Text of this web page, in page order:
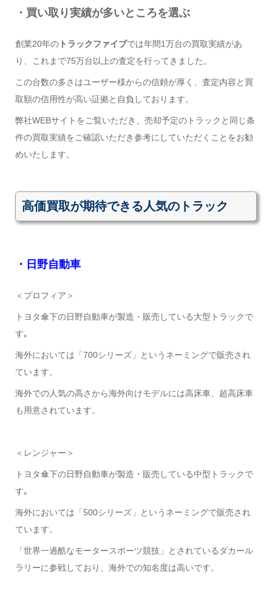
・買い取り実績が多いところを選ぶ
創業20年のトラックファイブでは年間1万台の買取実績があ
り、これまで75万台以上の査定を行ってきました。
この台数の多さはユーザー様からの信頼が厚く、査定内容と買
取額の信用性が高い証拠と自負しております。
弊社WEBサイトをご覧いただき、売却予定のトラックと同じ条
件の買取実績をご確認いただき参考にしていただくことをお勧
めいたします。
高価買取が期待できる人気のトラック
・日野自動車
＜プロフィア＞
トヨタ傘下の日野自動車が製造・販売している大型トラックで
す｡
海外においては「700シリーズ」というネーミングで販売され
ています。
海外での人気の高さから海外向けモデルには高床車、超高床車
も用意されています。
＜レンジャー＞
トヨタ傘下の日野自動車が製造・販売している中型トラックで
す｡
海外においては「500シリーズ」というネーミングで販売され
ています。
「世界一過酷なモータースポーツ競技」とされているダカール
ラリーに参戦しており、海外での知名度は高いです。